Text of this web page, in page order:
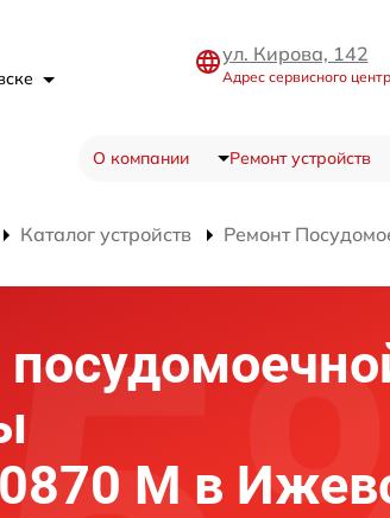
ул. Кирова, 142
Адрес сервисного
О компании Ремонт устройств
Каталог устройств Ремонт
M в